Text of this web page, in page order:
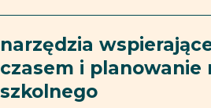
narzędzia
czasem i planowanie
szkolnego